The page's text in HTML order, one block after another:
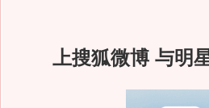
上搜狐微博 与明